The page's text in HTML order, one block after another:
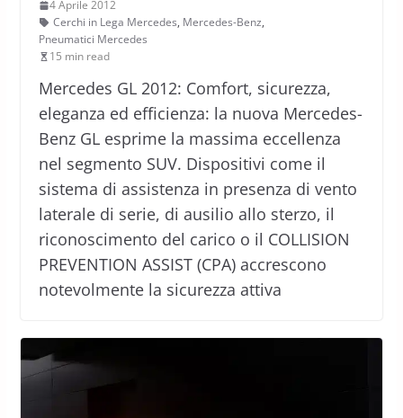
4 Aprile 2012
Cerchi in Lega Mercedes, Mercedes-Benz,
Pneumatici Mercedes
15 min read
Mercedes GL 2012: Comfort, sicurezza,
eleganza ed efficienza: la nuova Mercedes-
Benz GL esprime la massima eccellenza
nel segmento SUV. Dispositivi come il
sistema di assistenza in presenza di vento
laterale di serie, di ausilio allo sterzo, il
riconoscimento del carico o il COLLISION
PREVENTION ASSIST (CPA) accrescono
notevolmente la sicurezza attiva